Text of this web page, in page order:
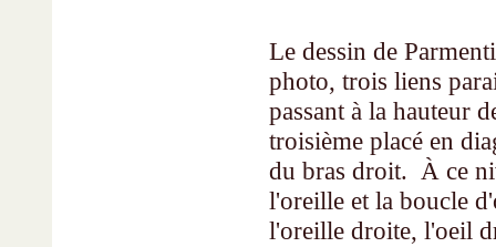
Le dessin de
photo, trois liens
passant à la hauteur
troisième placé en
du bras droit. À ce
l'oreille et la boucle
l'oreille droite, l'oeil